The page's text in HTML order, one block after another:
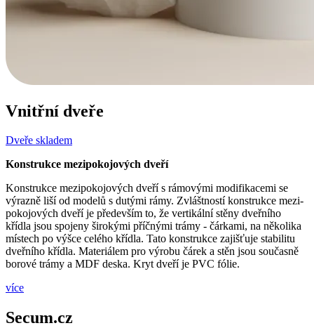
Vnitřní dveře
Dveře skladem
Konstrukce mezi­pokojových dveří
Konstrukce mezi­pokojových dveří s rámovými modifikacemi se
výrazně liší od modelů s dutými rámy. Zvláštností konstrukce mezi­
pokojových dveří je především to, že vertikální stěny dveřního
křídla jsou spojeny širokými příčnými trámy - čárkami, na několika
místech po výšce celého křídla. Tato konstrukce zajišťuje stabilitu
dveřního křídla. Materiálem pro výrobu čárek a stěn jsou současně
borové trámy a MDF deska. Kryt dveří je PVC fólie.
více
Secum.cz